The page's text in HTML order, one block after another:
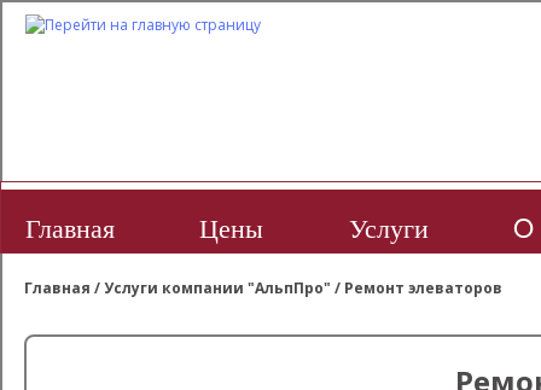
Главная Цены Услуги O
Главная /Услуги компании "АльпПро" / Ремонт элеваторов